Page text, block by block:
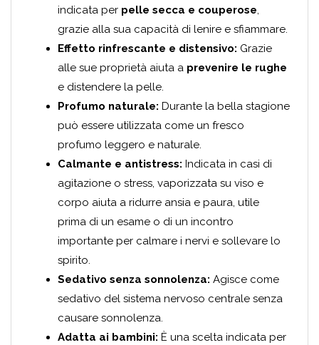
indicata per pelle secca e couperose,
grazie alla sua capacità di lenire e sfiammare.
Effetto rinfrescante e distensivo: Grazie
alle sue proprietà aiuta a prevenire le rughe
e distendere la pelle.
Profumo naturale: Durante la bella stagione
può essere utilizzata come un fresco
profumo leggero e naturale.
Calmante e antistress: Indicata in casi di
agitazione o stress, vaporizzata su viso e
corpo aiuta a ridurre ansia e paura, utile
prima di un esame o di un incontro
importante per calmare i nervi e sollevare lo
spirito.
Sedativo senza sonnolenza: Agisce come
sedativo del sistema nervoso centrale senza
causare sonnolenza.
Adatta ai bambini: È una scelta indicata per